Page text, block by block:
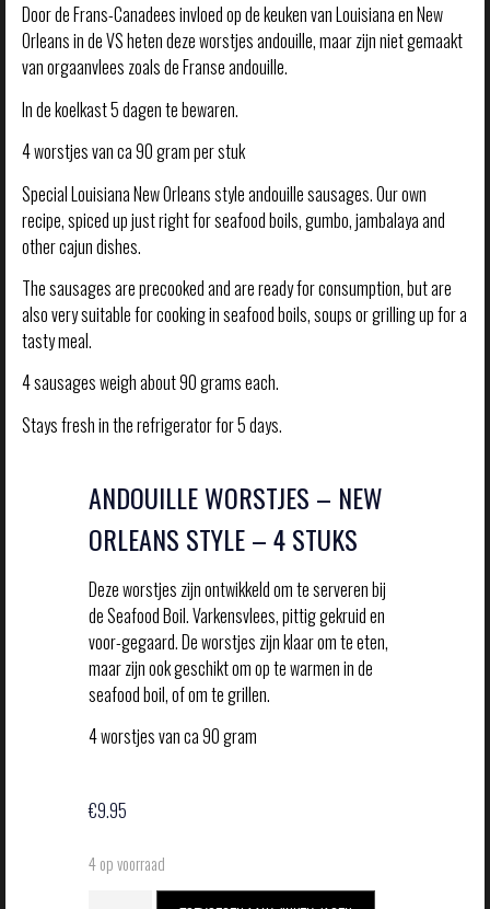
Door de Frans-Canadees invloed op de keuken van Louisiana en New
Orleans in de VS heten deze worstjes andouille, maar zijn niet gemaakt
van orgaanvlees zoals de Franse andouille.
In de koelkast 5 dagen te bewaren.
4 worstjes van ca 90 gram per stuk
Special Louisiana New Orleans style andouille sausages. Our own
recipe, spiced up just right for seafood boils, gumbo, jambalaya and
other cajun dishes.
The sausages are precooked and are ready for consumption, but are
also very suitable for cooking in seafood boils, soups or grilling up for a
tasty meal.
4 sausages weigh about 90 grams each.
Stays fresh in the refrigerator for 5 days.
ANDOUILLE WORSTJES – NEW
ORLEANS STYLE – 4 STUKS
Deze worstjes zijn ontwikkeld om te serveren bij
de Seafood Boil. Varkensvlees, pittig gekruid en
voor-gegaard. De worstjes zijn klaar om te eten,
maar zijn ook geschikt om op te warmen in de
seafood boil, of om te grillen.
4 worstjes van ca 90 gram
€9.95
4 op voorraad